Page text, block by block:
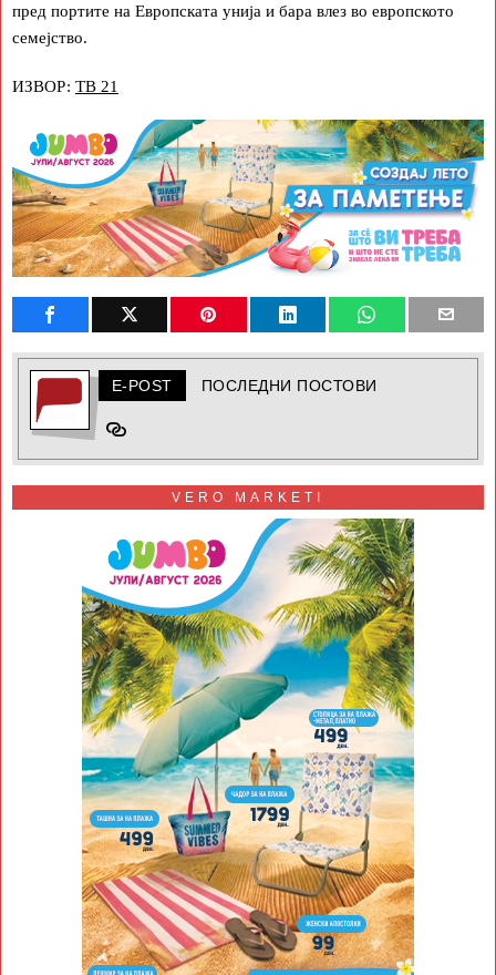
пред портите на Европската унија и бара влез во европското
семејство.
ИЗВОР: ТВ 21
E-POST ПОСЛЕДНИ ПОСТОВИ
VERO MARKETI